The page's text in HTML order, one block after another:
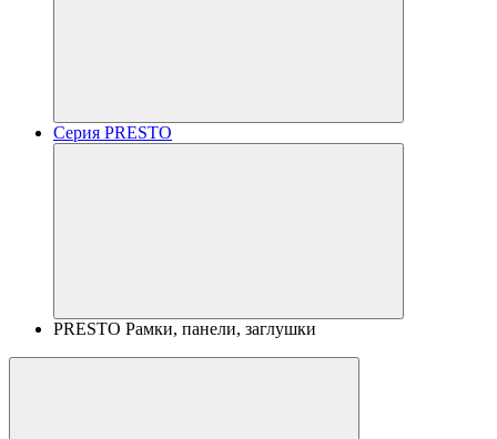
Серия PRESTO
PRESTO Рамки, панели, заглушки